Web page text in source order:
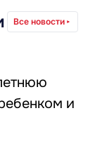
Все новости
и